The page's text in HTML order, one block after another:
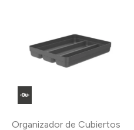
Organizador de Cubiertos